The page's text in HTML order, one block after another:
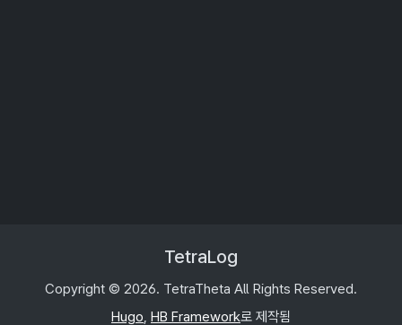
TetraLog
Copyright © 2026. TetraTheta All Rights Reserved.
Hugo, HB Framework로 제작됨